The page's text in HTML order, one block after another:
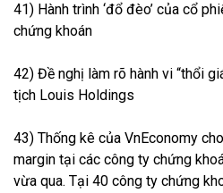
41) Hành trình ‘đổ đèo’ của cổ
chứng khoán
42) Đề nghị làm rõ hành vi “thổi
tịch Louis Holdings
43) Thống kê của VnEconomy
margin tại các công ty chứng
vừa qua. Tại 40 công ty chứng